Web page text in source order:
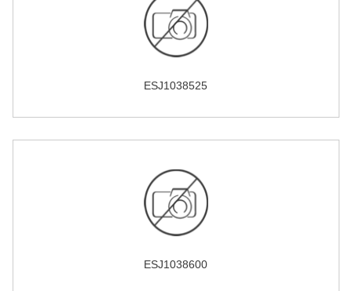
ESJ1038525
ESJ1038600